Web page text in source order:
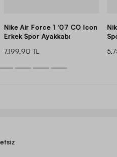
Nike Air Force 1 '07 CO Icon
Erkek Spor Ayakkabı
7.199,90 TL